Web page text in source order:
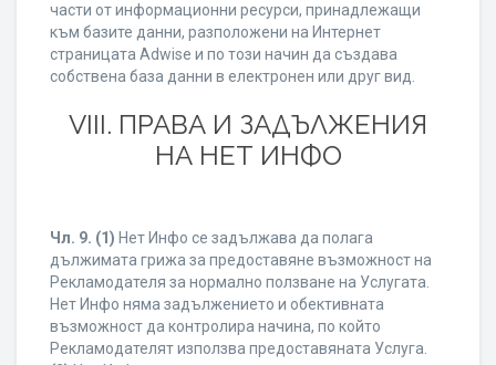
части от информационни ресурси, принадлежащи
към базите данни, разположени на Интернет
страницата Adwise и по този начин да създава
собствена база данни в електронен или друг вид.
VIII. ПРАВА И ЗАДЪЛЖЕНИЯ
НА НЕТ ИНФО
Чл. 9. (1) Нет Инфо се задължава да полага
дължимата грижа за предоставяне възможност на
Рекламодателя за нормално ползване на Услугата.
Нет Инфо няма задължението и обективната
възможност да контролира начина, по който
Рекламодателят използва предоставяната Услуга.